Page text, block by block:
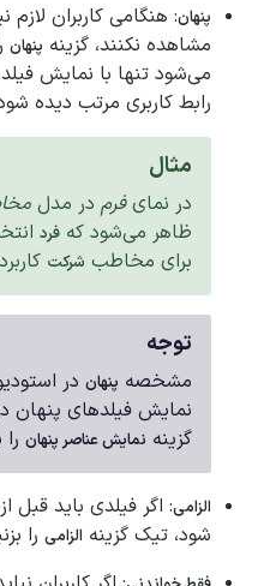
پنهان: هنگامی کاربران
مشاهده نکنند، گزینه پنهان
می‌شود تنها با نمایش
رابط کاربری مرتب دیده
مثال
در نمایفرم در مدل
ظاهر می‌شود که فرد
برای مخاطب شرکت
توجه
مشخصه پنهان در
نمایش فیلدهای پنهان
گزینه نمایش عناصر پنهان
الزامی: اگر فیلدی باید قبل
شود، تیک گزینه الزامی را